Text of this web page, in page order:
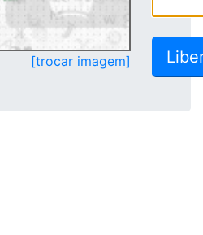
[trocar imagem]